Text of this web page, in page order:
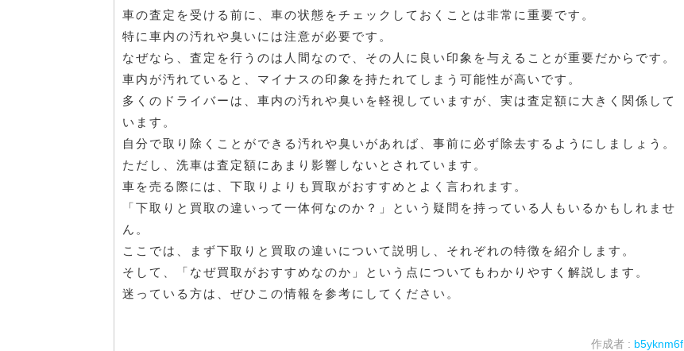
車の査定を受ける前に、車の状態をチェックしておくことは非常に重要です。
特に車内の汚れや臭いには注意が必要です。
なぜなら、査定を行うのは人間なので、その人に良い印象を与えることが重要だからです。
車内が汚れていると、マイナスの印象を持たれてしまう可能性が高いです。
多くのドライバーは、車内の汚れや臭いを軽視していますが、実は査定額に大きく関係して
います。
自分で取り除くことができる汚れや臭いがあれば、事前に必ず除去するようにしましょう。
ただし、洗車は査定額にあまり影響しないとされています。
車を売る際には、下取りよりも買取がおすすめとよく言われます。
「下取りと買取の違いって一体何なのか？」という疑問を持っている人もいるかもしれませ
ん。
ここでは、まず下取りと買取の違いについて説明し、それぞれの特徴を紹介します。
そして、「なぜ買取がおすすめなのか」という点についてもわかりやすく解説します。
迷っている方は、ぜひこの情報を参考にしてください。
作成者 : b5yknm6f